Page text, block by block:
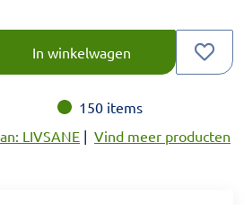
in.
In winkelwagen
150 items
LIVSANE | Vind meer producten